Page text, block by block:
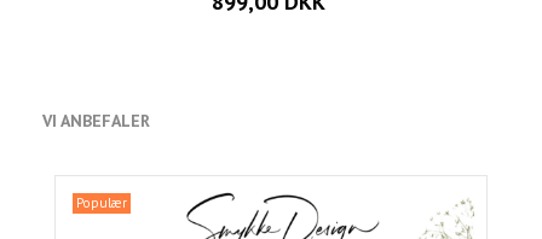
VI ANBEFALER
Populær